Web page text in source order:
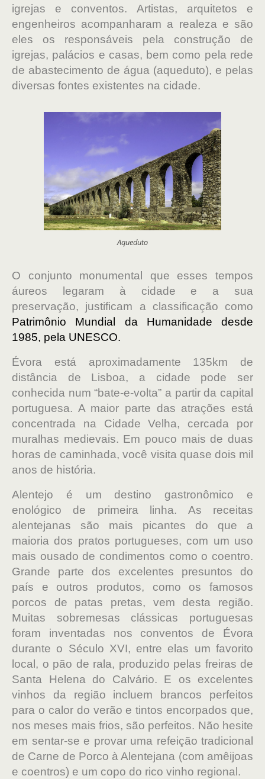
igrejas e conventos. Artistas, arquitetos e
engenheiros acompanharam a realeza e são
eles os responsáveis pela construção de
igrejas, palácios e casas, bem como pela rede
de abastecimento de água (aqueduto), e pelas
diversas fontes existentes na cidade.
Aqueduto
O conjunto monumental que esses tempos
áureos legaram à cidade e a sua
preservação, justificam a classificação como
Patrimônio Mundial da Humanidade desde
1985, pela UNESCO.
Évora está aproximadamente 135km de
distância de Lisboa, a cidade pode ser
conhecida num “bate-e-volta” a partir da capital
portuguesa. A maior parte das atrações está
concentrada na Cidade Velha, cercada por
muralhas medievais. Em pouco mais de duas
horas de caminhada, você visita quase dois mil
anos de história.
Alentejo é um destino gastronômico e
enológico de primeira linha. As receitas
alentejanas são mais picantes do que a
maioria dos pratos portugueses, com um uso
mais ousado de condimentos como o coentro.
Grande parte dos excelentes presuntos do
país e outros produtos, como os famosos
porcos de patas pretas, vem desta região.
Muitas sobremesas clássicas portuguesas
foram inventadas nos conventos de Évora
durante o Século XVI, entre elas um favorito
local, o pão de rala, produzido pelas freiras de
Santa Helena do Calvário. E os excelentes
vinhos da região incluem brancos perfeitos
para o calor do verão e tintos encorpados que,
nos meses mais frios, são perfeitos. Não hesite
em sentar-se e provar uma refeição tradicional
de Carne de Porco à Alentejana (com amêijoas
e coentros) e um copo do rico vinho regional.